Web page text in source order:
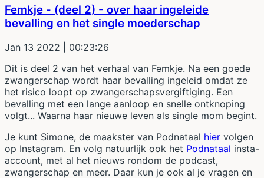
Femkje - (deel 2) - over haar ingeleide
bevalling en het single moederschap
Jan 13 2022 | 00:23:26
Dit is deel 2 van het verhaal van Femkje. Na een goede
zwangerschap wordt haar bevalling ingeleid omdat ze
het risico loopt op zwangerschapsvergiftiging. Een
bevalling met een lange aanloop en snelle ontknoping
volgt... Waarna haar nieuwe leven als single mom begint.
Je kunt Simone, de maakster van Podnataal hier volgen
op Instagram. En volg natuurlijk ook het Podnataal insta-
account, met al het nieuws rondom de podcast,
zwangerschap en meer. Daar kun je ook al je vragen en